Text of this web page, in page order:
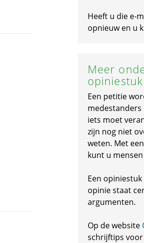
Heeft u die e-
opnieuw en u
Meer
opiniestuk
Een petitie
iets moet
zijn nog niet
weten. Met
kunt u
Een
opinie staat
argumenten.
Op de website
schrijftips